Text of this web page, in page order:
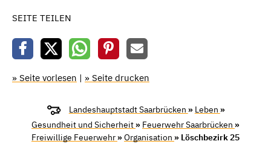
SEITE TEILEN
» Seite vorlesen | » Seite drucken
Landeshauptstadt Saarbrücken » Leben »
Gesundheit und Sicherheit » Feuerwehr Saarbrücken »
Freiwillige Feuerwehr »Organisation » Löschbezirk 25